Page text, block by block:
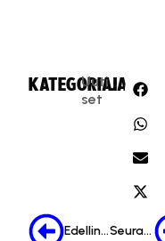
KATEGORIA:
Uuti
set
JAA:
Edellinen Seuraava